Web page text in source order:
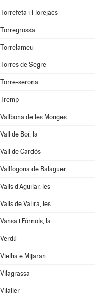
Torrefeta i Florejacs
Torregrossa
Torrelameu
Torres de Segre
Torre-serona
Tremp
Vallbona de les Monges
Vall de Boí, la
Vall de Cardós
Vallfogona de Balaguer
Valls d'Aguilar, les
Valls de Valira, les
Vansa i Fórnols, la
Verdú
Vielha e Mijaran
Vilagrassa
Vilaller